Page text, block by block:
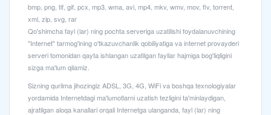
bmp, png, tif, gif, pcx, mp3, wma, avi, mp4, mkv, wmv, mov, flv, torrent,
xml, zip, svg, rar
Qo'shimcha fayl (lar) ning pochta serveriga uzatilishi foydalanuvchining
"Internet" tarmog'ining o'tkazuvchanlik qobiliyatiga va internet provayderi
serveri tomonidan qayta ishlangan uzatilgan fayllar hajmiga bog'liqligini
sizga ma'lum qilamiz.
Sizning qurilma jihozingiz ADSL, 3G, 4G, WiFi va boshqa texnologiyalar
yordamida Internetdagi ma'lumotlarni uzatish tezligini ta'minlaydigan,
ajratilgan aloqa kanallari orqali Internetga ulanganda, fayl (lar) ning